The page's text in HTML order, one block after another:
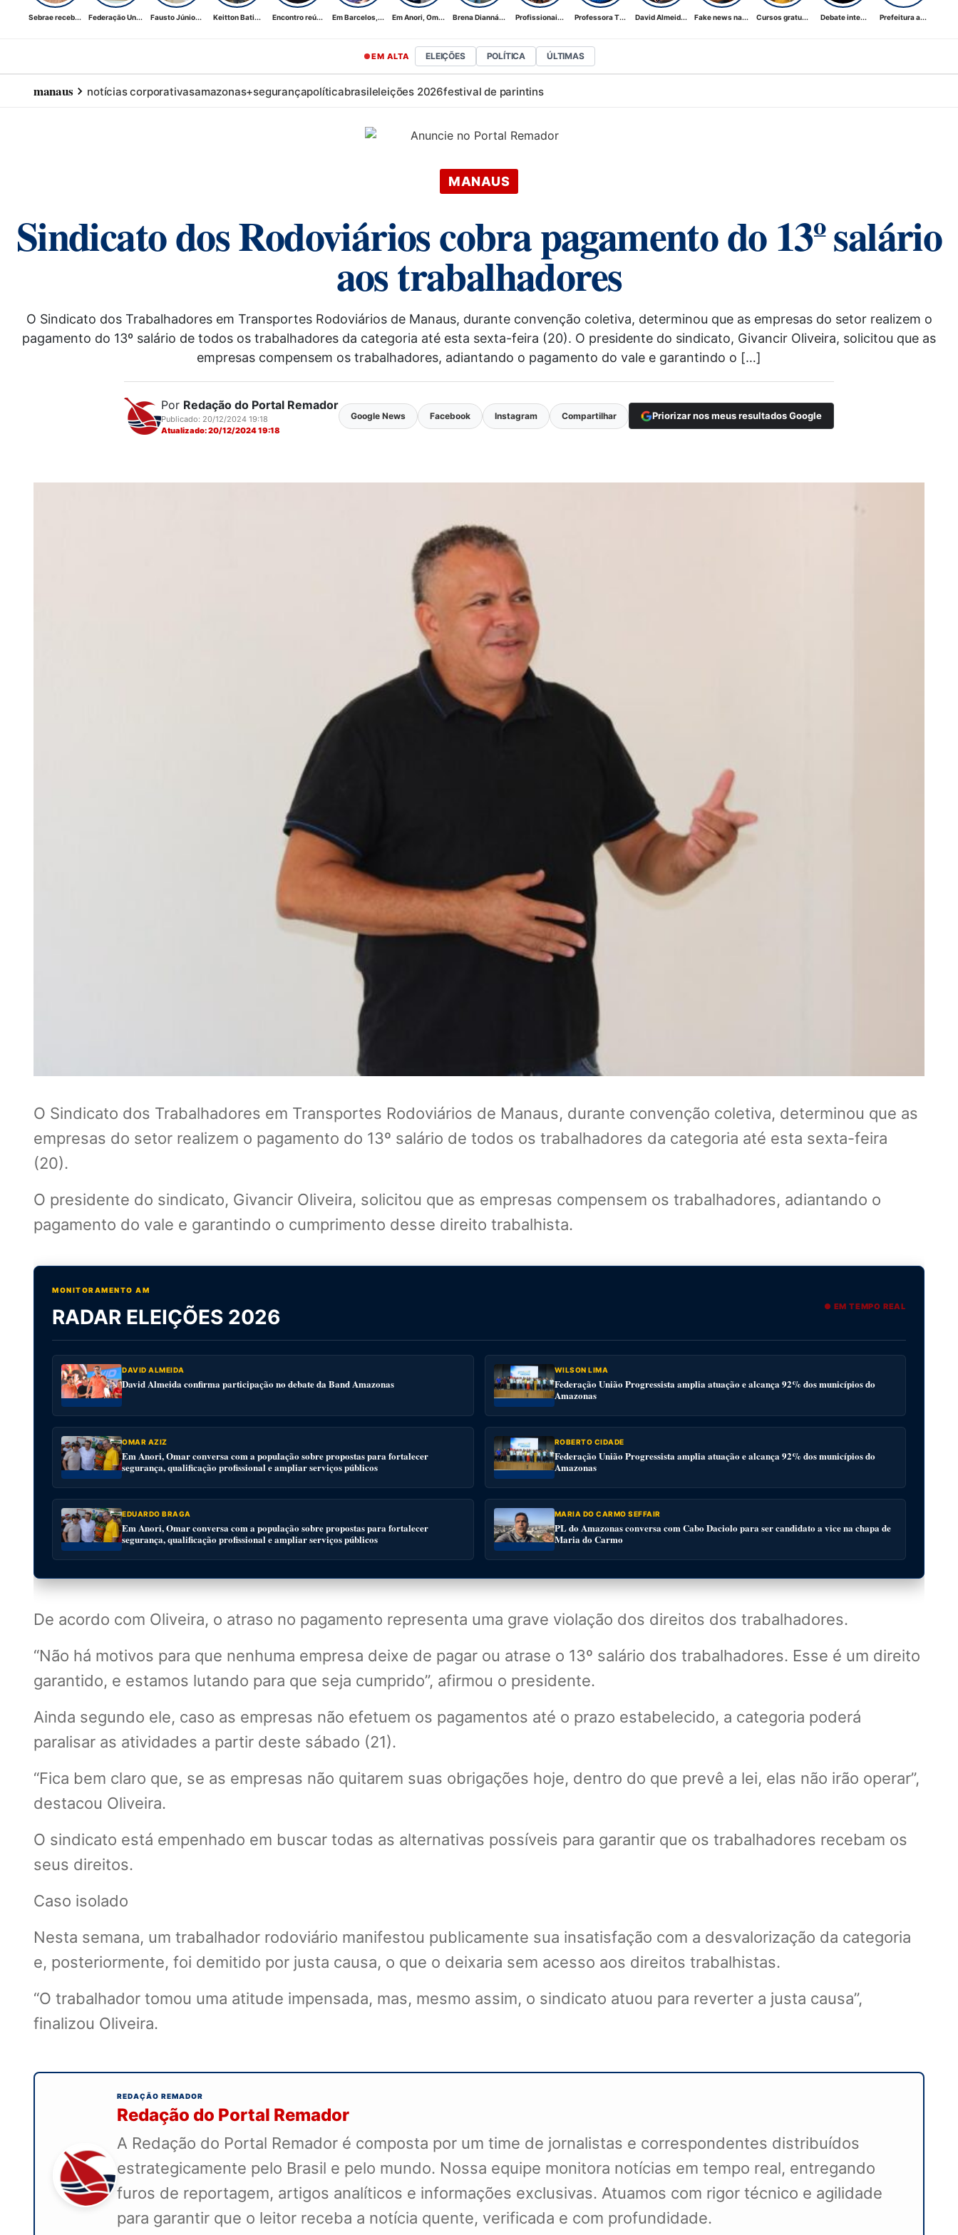
Sebrae receb... Federação Un... Fausto Júnio... Keitton Bati... Encontro reú... Em Barcelos,... Em Anori, Om... Brena Dianná... Profissionai... Professora T... David Almeid... Fake news na... Cursos gratu... Debate inte... Prefeitura a...
EM ALTA ELEIÇÕES POLÍTICA ÚLTIMAS
manaus notícias corporativasamazonas+segurançapolíticabrasileleições 2026festival de parintins
MANAUS
Sindicato dos Rodoviários cobra pagamento do 13º salário
aos trabalhadores
O Sindicato dos Trabalhadores em Transportes Rodoviários de Manaus, durante convenção coletiva, determinou que as empresas do setor realizem o
pagamento do 13º salário de todos os trabalhadores da categoria até esta sexta-feira (20). O presidente do sindicato, Givancir Oliveira, solicitou que as
empresas compensem os trabalhadores, adiantando o pagamento do vale e garantindo o […]
Por Redação do Portal Remador
Publicado: 20/12/2024 19:18
Atualizado: 20/12/2024 19:18
Google News Facebook Instagram Compartilhar Priorizar nos meus resultados Google
O Sindicato dos Trabalhadores em Transportes Rodoviários de Manaus, durante convenção coletiva, determinou que as
empresas do setor realizem o pagamento do 13º salário de todos os trabalhadores da categoria até esta sexta-feira
(20).
O presidente do sindicato, Givancir Oliveira, solicitou que as empresas compensem os trabalhadores, adiantando o
pagamento do vale e garantindo o cumprimento desse direito trabalhista.
MONITORAMENTO AM
RADAR ELEIÇÕES 2026 ● EM TEMPO REAL
DAVID ALMEIDA
David Almeida confirma participação no debate da Band Amazonas
WILSON LIMA
Federação União Progressista amplia atuação e alcança 92% dos municípios do
Amazonas
OMAR AZIZ
Em Anori, Omar conversa com a população sobre propostas para fortalecer
segurança, qualificação profissional e ampliar serviços públicos
ROBERTO CIDADE
Federação União Progressista amplia atuação e alcança 92% dos municípios do
Amazonas
EDUARDO BRAGA
Em Anori, Omar conversa com a população sobre propostas para fortalecer
segurança, qualificação profissional e ampliar serviços públicos
MARIA DO CARMO SEFFAIR
PL do Amazonas conversa com Cabo Daciolo para ser candidato a vice na chapa de
Maria do Carmo
De acordo com Oliveira, o atraso no pagamento representa uma grave violação dos direitos dos trabalhadores.
“Não há motivos para que nenhuma empresa deixe de pagar ou atrase o 13º salário dos trabalhadores. Esse é um direito
garantido, e estamos lutando para que seja cumprido”, afirmou o presidente.
Ainda segundo ele, caso as empresas não efetuem os pagamentos até o prazo estabelecido, a categoria poderá
paralisar as atividades a partir deste sábado (21).
“Fica bem claro que, se as empresas não quitarem suas obrigações hoje, dentro do que prevê a lei, elas não irão operar”,
destacou Oliveira.
O sindicato está empenhado em buscar todas as alternativas possíveis para garantir que os trabalhadores recebam os
seus direitos.
Caso isolado
Nesta semana, um trabalhador rodoviário manifestou publicamente sua insatisfação com a desvalorização da categoria
e, posteriormente, foi demitido por justa causa, o que o deixaria sem acesso aos direitos trabalhistas.
“O trabalhador tomou uma atitude impensada, mas, mesmo assim, o sindicato atuou para reverter a justa causa”,
finalizou Oliveira.
REDAÇÃO REMADOR
Redação do Portal Remador
A Redação do Portal Remador é composta por um time de jornalistas e correspondentes distribuídos
estrategicamente pelo Brasil e pelo mundo. Nossa equipe monitora notícias em tempo real, entregando
furos de reportagem, artigos analíticos e informações exclusivas. Atuamos com rigor técnico e agilidade
para garantir que o leitor receba a notícia quente, verificada e com profundidade.